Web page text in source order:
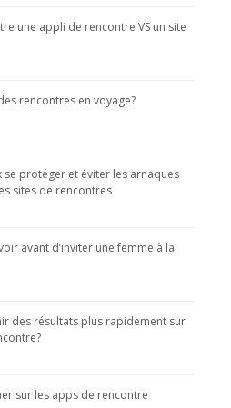
une appli de rencontre VS un site
rencontres en voyage?
se protéger et éviter les arnaques
sites de rencontres
avant d’inviter une femme à la
des résultats plus rapidement sur
sur les apps de rencontre